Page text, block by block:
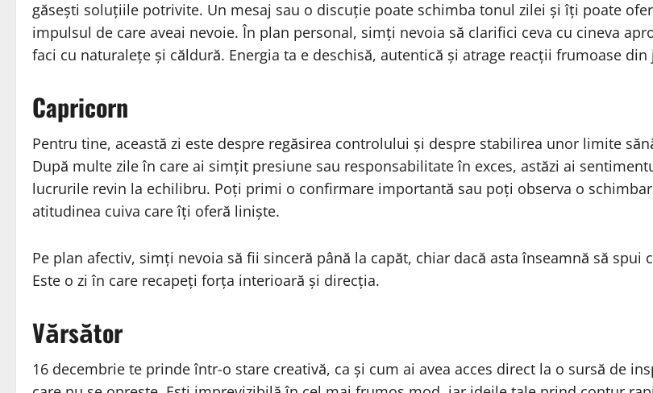
găsești soluțiile potrivite. Un mesaj sau o discuție poate schimba tonul zilei și îți poate
impulsul de care aveai nevoie. În plan personal, simți nevoia să clarifici ceva cu cineva
faci cu naturalețe și căldură. Energia ta e deschisă, autentică și atrage reacții frumoase din
Capricorn
Pentru tine, această zi este despre regăsirea controlului și despre stabilirea unor limite
După multe zile în care ai simțit presiune sau responsabilitate în exces, astăzi ai
lucrurile revin la echilibru. Poți primi o confirmare importantă sau poți observa o
atitudinea cuiva care îți oferă liniște.
Pe plan afectiv, simți nevoia să fii sinceră până la capăt, chiar dacă asta înseamnă să spui
Este o zi în care recapeți forța interioară și direcția.
Vărsător
16 decembrie te prinde într-o stare creativă, ca și cum ai avea acces direct la o sursă de